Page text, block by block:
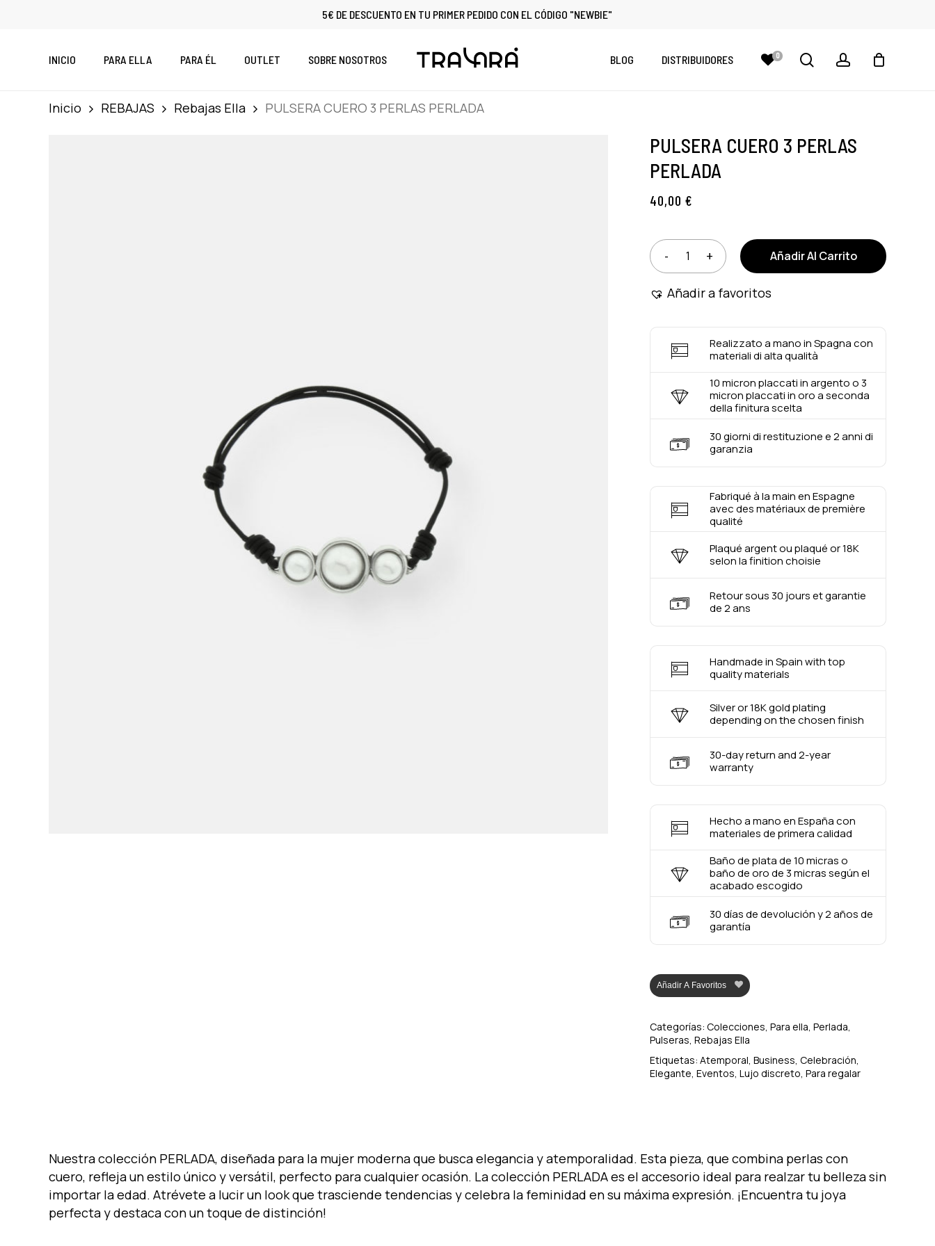
5€ DE DESCUENTO EN TU PRIMER PEDIDO CON EL CÓDIGO "NEWBIE"
INICIO PARA ELLA PARA ÉL OUTLET SOBRE NOSOTROS BLOG DISTRIBUIDORES 0 searchaccount
Inicio REBAJAS Rebajas Ella PULSERA CUERO 3 PERLAS PERLADA
PULSERA CUERO 3 PERLAS
PERLADA
40,00€
Añadir Al Carrito
Añadir a favoritos
Realizzato a mano in Spagna con
materiali di alta qualità
10 micron placcati in argento o 3
micron placcati in oro a seconda
della finitura scelta
30 giorni di restituzione e 2 anni di
garanzia
Fabriqué à la main en Espagne
avec des matériaux de première
qualité
Plaqué argent ou plaqué or 18K
selon la finition choisie
Retour sous 30 jours et garantie
de 2 ans
Handmade in Spain with top
quality materials
Silver or 18K gold plating
depending on the chosen finish
30-day return and 2-year
warranty
Hecho a mano en España con
materiales de primera calidad
Baño de plata de 10 micras o
baño de oro de 3 micras según el
acabado escogido
30 días de devolución y 2 años de
garantía
Añadir A Favoritos
Categorías: Colecciones Para ella Perlada
Pulseras Rebajas Ella
Etiquetas: Atemporal Business Celebración
Elegante Eventos Lujo discreto Para regalar
Nuestra colección PERLADA, diseñada para la mujer moderna que busca elegancia y atemporalidad. Esta pieza, que combina perlas con
cuero, refleja un estilo único y versátil, perfecto para cualquier ocasión. La colección PERLADA es el accesorio ideal para realzar tu belleza sin
importar la edad. Atrévete a lucir un look que trasciende tendencias y celebra la feminidad en su máxima expresión. ¡Encuentra tu joya
perfecta y destaca con un toque de distinción!